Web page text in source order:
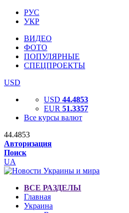
РУС
УКР
ВИДЕО
ФОТО
ПОПУЛЯРНЫЕ
СПЕЦПРОЕКТЫ
USD
USD 44.4853
EUR 51.3357
Все курсы валют
44.4853
Авторизация
Поиск
UA
ВСЕ РАЗДЕЛЫ
Главная
Украина